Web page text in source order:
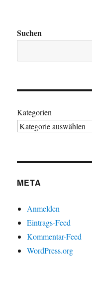
Suchen
Kategorien
META
Anmelden
Eintrags-Feed
Kommentar-Feed
WordPress.org